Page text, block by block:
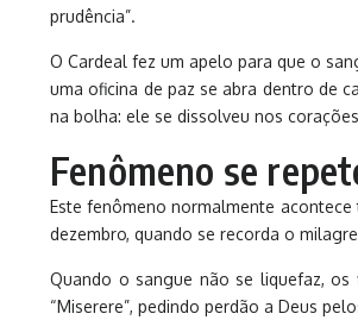
prudência”.
O Cardeal fez um apelo para que o
uma oficina de paz se abra dentro de
na bolha: ele se dissolveu nos
Fenômeno se
Este fenômeno normalmente
dezembro, quando se recorda o
Quando o sangue não se liquefaz,
“Miserere”, pedindo perdão a Deus